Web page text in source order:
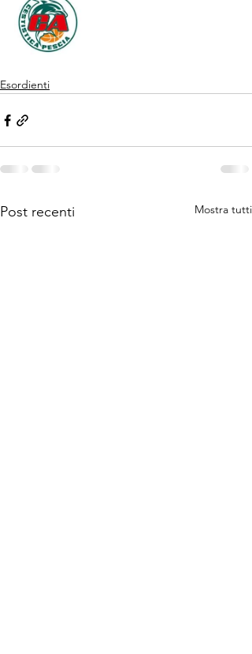
Esordienti
Post recenti Mostra tutti